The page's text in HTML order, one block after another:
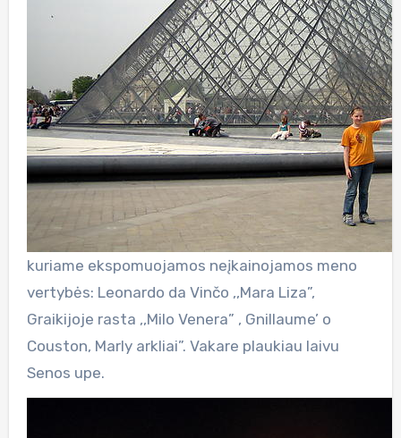
kuriame ekspomuojamos neįkainojamos meno
vertybės: Leonardo da Vinčo ,,Mara Liza”,
Graikijoje rasta ,,Milo Venera” , Gnillaume’ o
Couston, Marly arkliai”. Vakare plaukiau laivu
Senos upe.